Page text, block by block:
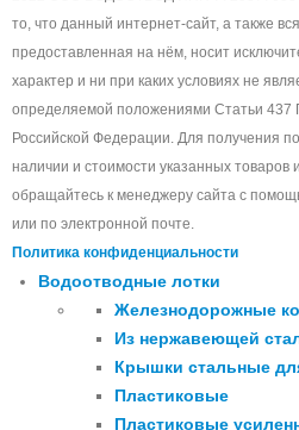
то, что данный интернет-сайт, а также
предоставленная на нём, носит
характер и ни при каких условиях не
определяемой положениями Статьи 437
Российской Федерации. Для получения
наличии и стоимости указанных товаров
обращайтесь к менеджеру сайта с
или по электронной почте.
Политика конфиденциальности
Водоотводные лотки
Железнодорожные
Из нержавеющей
Крышки стальные
Пластиковые
Пластиковые